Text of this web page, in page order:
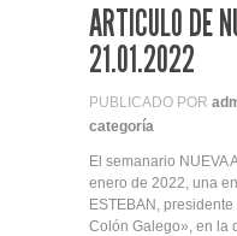
ARTICULO DE
21.01.2022
PUBLICADO POR
categoría
El semanario NUEVA
enero de 2022, una
ESTEBAN,
Colón Galego», en la